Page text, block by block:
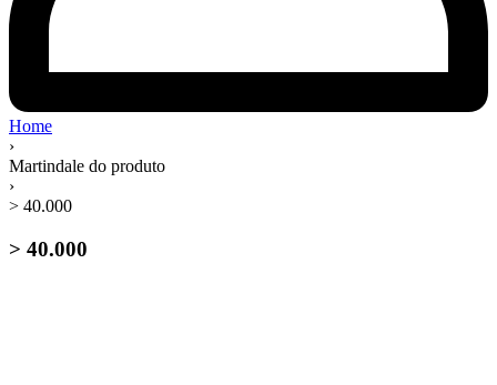
Home
›
Martindale do produto
›
> 40.000
> 40.000